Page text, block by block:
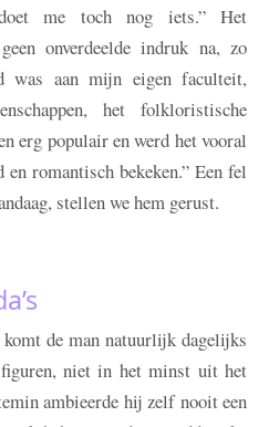
me toch nog iets.” Het
onverdeelde indruk na, zo
was aan mijn eigen faculteit,
het folkloristische
erg populair en werd het vooral
romantisch bekeken.” Een fel
stellen we hem gerust.
komt de man natuurlijk dagelijks
niet in het minst uit het
ambieerde hij zelf nooit een